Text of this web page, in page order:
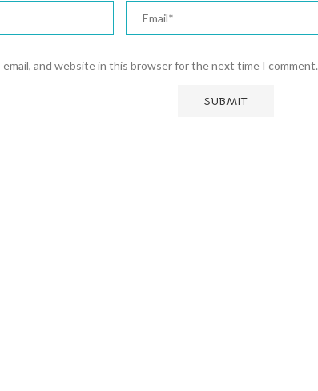
email, and website in this browser for the next time I comment.